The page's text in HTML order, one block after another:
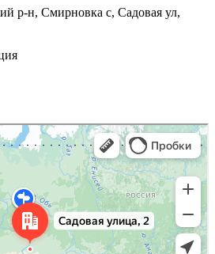
р-н, Смирновка с, Садовая ул,